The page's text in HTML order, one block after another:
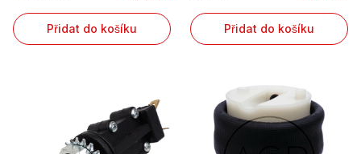
Přidat do košíku Přidat do košíku